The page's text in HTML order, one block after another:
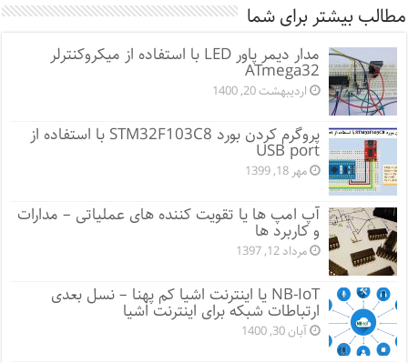
مطالب بیشتر برای شما
مدار دیمر پاور LED با استفاده از میکروکنترلر
ATmega32
اردیبهشت 20, 1400
پروگرم کردن بورد STM32F103C8 با استفاده از
USB port
مهر 18, 1399
آپ امپ ها یا تقویت کننده های عملیاتی – مدارات
و کاربرد ها
مرداد 12, 1397
NB-IoT یا اینترنت اشیا کم پهنا – نسل بعدی
ارتباطات شبکه برای اینترنت اشیا
آبان 30, 1400